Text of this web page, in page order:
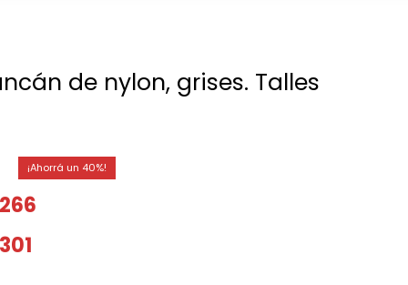
de nylon, grises. Talles
40
266
301